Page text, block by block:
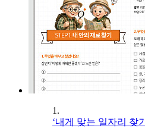
1.
‘내게 맞는 일자리 찾